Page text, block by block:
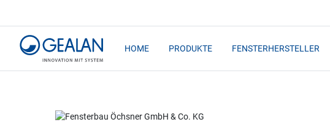
HOME PRODUKTE FENSTERHERSTELLER